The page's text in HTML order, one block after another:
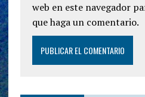
web en este navegador
que haga un comentario.